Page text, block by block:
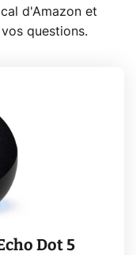
d'Amazon et
questions.
Dot 5